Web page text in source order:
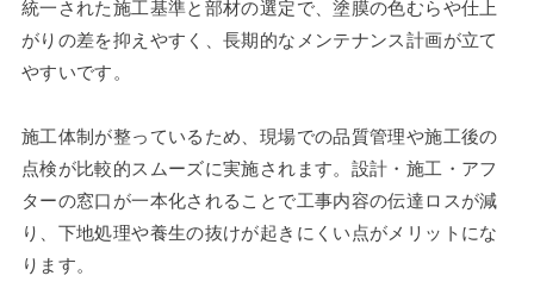
統一された施工基準と部材の選定で、塗膜の色むらや仕上
がりの差を抑えやすく、長期的なメンテナンス計画が立て
やすいです。
施工体制が整っているため、現場での品質管理や施工後の
点検が比較的スムーズに実施されます。設計・施工・アフ
ターの窓口が一本化されることで工事内容の伝達ロスが減
り、下地処理や養生の抜けが起きにくい点がメリットにな
ります。